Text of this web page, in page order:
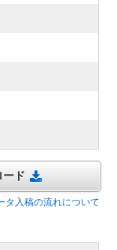
ド
タ入稿の流れについて